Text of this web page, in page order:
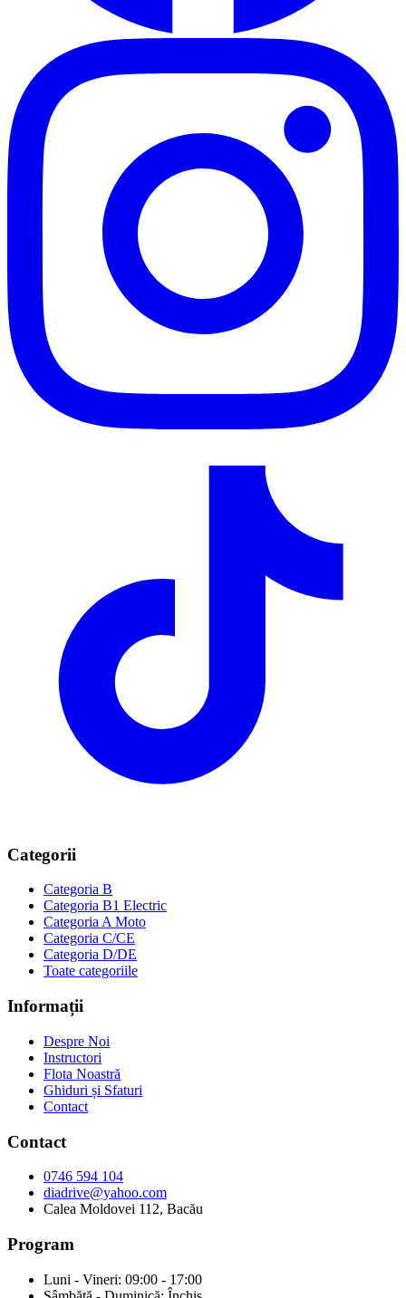
Categorii
Categoria B
Categoria B1 Electric
Categoria AMoto
Categoria C/CE
Categoria D/DE
Toate categoriile
Informații
Despre Noi
Instructori
Flota Noastră
Ghiduri și Sfaturi
Contact
Contact
0746 594 104
diadrive@yahoo.com
Calea Moldovei 112, Bacău
Program
Luni - Vineri: 09:00 - 17:00